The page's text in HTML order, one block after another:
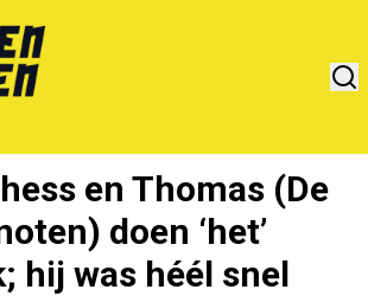
en Thomas (De
doen ‘het’
hij was héél snel